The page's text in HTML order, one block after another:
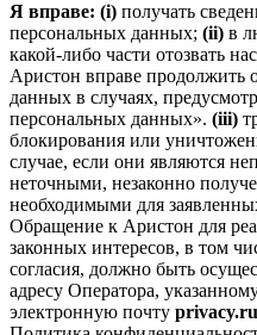
Я вправе: (i) получать
персональных данных; (ii) в
какой-либо части отозвать
Аристон вправе продолжить
данных в случаях,
персональных данных». (iii)
блокирования или
случае, если они являются
неточными, незаконно
необходимыми для
Обращение к Аристон для
законных интересов, в том
согласия, должно быть
адресу Оператора,
электронную почту